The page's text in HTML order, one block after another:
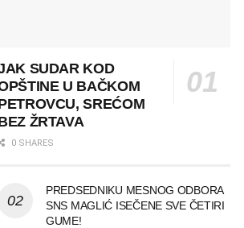
SUDAR KOD
U BAČKOM
SREĆOM
ŽRTAVA
0 SHARES
PREDSEDNIKU MESNOG ODBORA
SNS MAGLIĆ ISEČENE SVE ČETIRI
GUME!